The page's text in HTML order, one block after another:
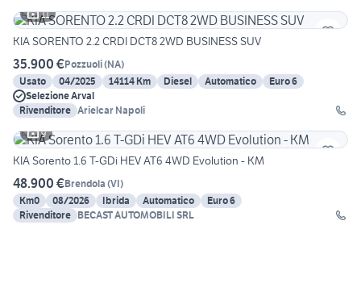
11
KIA SORENTO 2.2 CRDI DCT8 2WD BUSINESS SUV
35.900 €Pozzuoli(NA)
Usato
04/2025 14114 Km Diesel Automatico
Euro 6
Selezione Arval
Rivenditore Arielcar Napoli
9
KIA Sorento 1.6 T-GDi HEV AT6 4WD Evolution - KM
48.900 €Brendola (VI)
Km0
08/2026 Ibrida Automatico
Euro 6
Rivenditore BECAST AUTOMOBILI SRL